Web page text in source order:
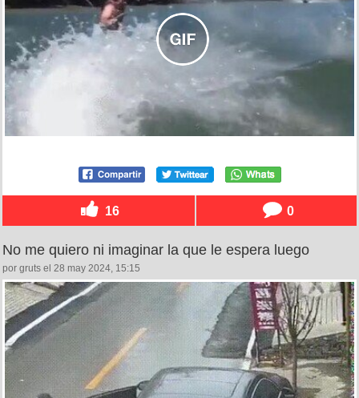
16 0
No me quiero ni imaginar la que le espera luego
por gruts el 28 may 2024, 15:15